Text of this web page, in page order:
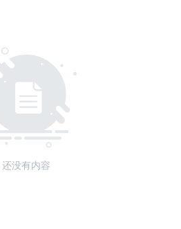
还没有内容